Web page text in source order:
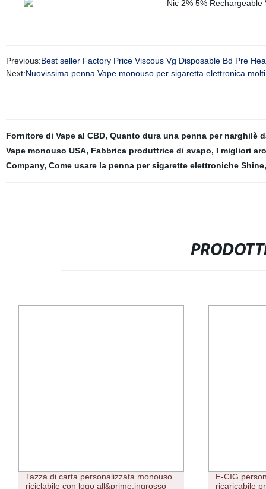
Previous:Best seller Factory Price Viscous Vg Disposable Bd Pre
Next:Nuovissima penna Vape monouso per sigaretta elettronica
Fornitore di Vape al CBD, Quanto dura una penna per narghilè
Vape monouso USA, Fabbrica produttrice di svapo, I migliori
Company, Come usare la penna per sigarette elettroniche Shine,
Tazza di carta personalizzata monouso
riciclabile con logo all&prime;ingrosso
E-CIG
ricaricabile